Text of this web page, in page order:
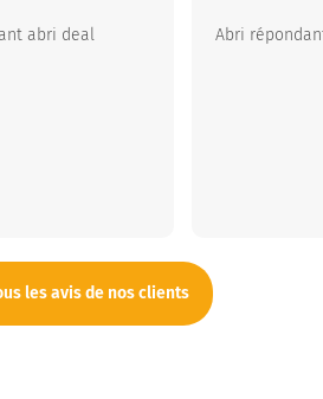
abri deal Abri
les avis de nos clients